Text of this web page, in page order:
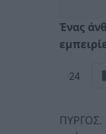
Ένας
24
ΠΥΡΓΟΣ.